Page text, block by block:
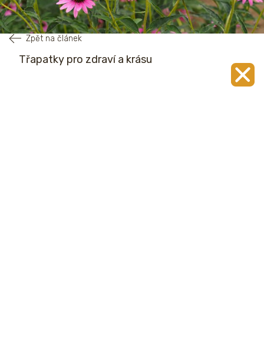
Zpět na článek
Třapatky pro zdraví a krásu